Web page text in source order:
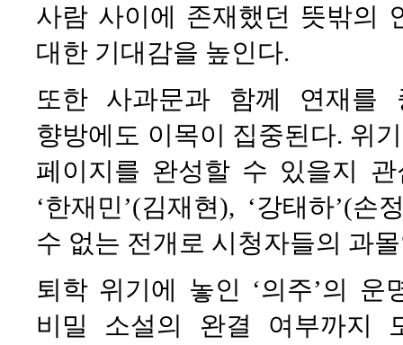
사람 사이에 존재했던 뜻밖의
대한 기대감을 높인다.
또한 사과문과 함께 연재를
향방에도 이목이 집중된다. 위
페이지를 완성할 수 있을지 관
‘한재민’(김재현), ‘강태하’(
수 없는 전개로 시청자들의 과
퇴학 위기에 놓인 ‘의주’의 운
비밀 소설의 완결 여부까지